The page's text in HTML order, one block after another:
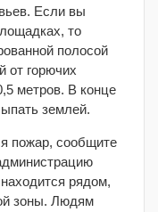
Если вы
то
полосой
от горючих
метров. В конце
землей.
пожар, сообщите
рядом,
зоны. Людям